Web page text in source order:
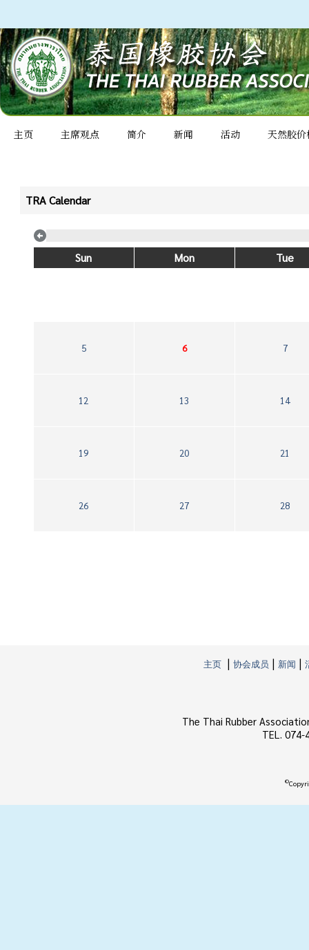
主页 主席观点 简介 新闻 活动 天然胶价
TRA Calendar
Sun Mon Tue
5 6 7
12 13 14
19 20 21
26 27 28
主页 | 协会成员 | 新闻 |
The Thai Rubber
TEL.
©